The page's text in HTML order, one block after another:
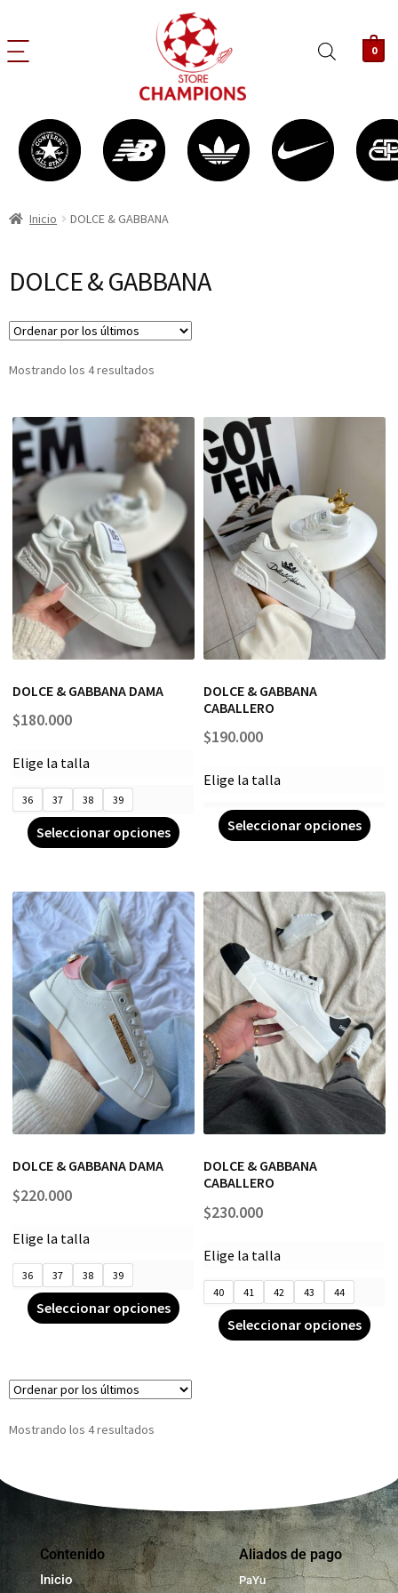
0
Inicio DOLCE & GABBANA
DOLCE & GABBANA
Mostrando los 4 resultados
DOLCE & GABBANA DAMA
$180.000
Elige la talla
36 37 38 39
Seleccionar opciones
DOLCE & GABBANA
CABALLERO
$190.000
Elige la talla
Seleccionar opciones
DOLCE & GABBANA DAMA
$220.000
Elige la talla
36 37 38 39
Seleccionar opciones
DOLCE & GABBANA
CABALLERO
$230.000
Elige la talla
40 41 42 43 44
Seleccionar opciones
Mostrando los 4 resultados
Contenido
Inicio
Aliados de pago
PaYu